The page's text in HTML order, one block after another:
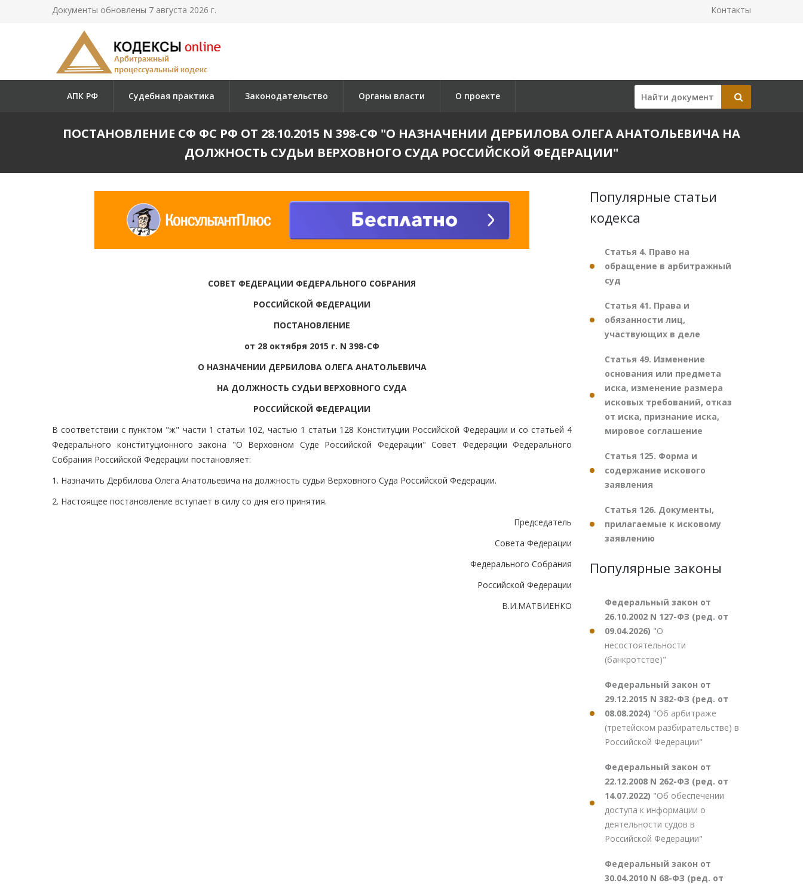
Документы обновлены 7 августа 2026 г. Контакты
АПК РФ Судебная практика Законодательство Органы власти О проекте
ПОСТАНОВЛЕНИЕ СФ ФС РФ ОТ 28.10.2015 N 398-СФ "О НАЗНАЧЕНИИ ДЕРБИЛОВА ОЛЕГА АНАТОЛЬЕВИЧА НА
ДОЛЖНОСТЬ СУДЬИ ВЕРХОВНОГО СУДА РОССИЙСКОЙ ФЕДЕРАЦИИ"
СОВЕТ ФЕДЕРАЦИИ ФЕДЕРАЛЬНОГО СОБРАНИЯ
РОССИЙСКОЙ ФЕДЕРАЦИИ
ПОСТАНОВЛЕНИЕ
от 28 октября 2015 г. N 398-СФ
О НАЗНАЧЕНИИ ДЕРБИЛОВА ОЛЕГА АНАТОЛЬЕВИЧА
НА ДОЛЖНОСТЬ СУДЬИ ВЕРХОВНОГО СУДА
РОССИЙСКОЙ ФЕДЕРАЦИИ
В соответствии с пунктом "ж" части 1 статьи 102, частью 1 статьи 128 Конституции Российской Федерации и со статьей 4
Федерального конституционного закона "О Верховном Суде Российской Федерации" Совет Федерации Федерального
Собрания Российской Федерации постановляет:
1. Назначить Дербилова Олега Анатольевича на должность судьи Верховного Суда Российской Федерации.
2. Настоящее постановление вступает в силу со дня его принятия.
Председатель
Совета Федерации
Федерального Собрания
Российской Федерации
В.И.МАТВИЕНКО
Популярные статьи
кодекса
Статья 4. Право на
обращение в арбитражный
суд
Статья 41. Права и
обязанности лиц,
участвующих в деле
Статья 49. Изменение
основания или предмета
иска, изменение размера
исковых требований, отказ
от иска, признание иска,
мировое соглашение
Статья 125. Форма и
содержание искового
заявления
Статья 126. Документы,
прилагаемые к исковому
заявлению
Популярные законы
Федеральный закон от
26.10.2002 N 127-ФЗ (ред. от
09.04.2026) "О
несостоятельности
(банкротстве)"
Федеральный закон от
29.12.2015 N 382-ФЗ (ред. от
08.08.2024) "Об арбитраже
(третейском разбирательстве) в
Российской Федерации"
Федеральный закон от
22.12.2008 N 262-ФЗ (ред. от
14.07.2022) "Об обеспечении
доступа к информации о
деятельности судов в
Российской Федерации"
Федеральный закон от
30.04.2010 N 68-ФЗ (ред. от